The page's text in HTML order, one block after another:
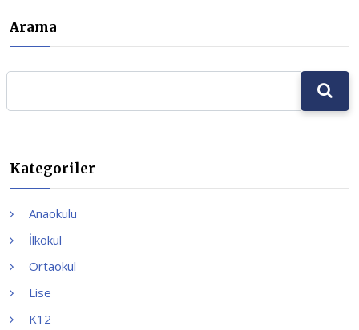
Arama
Kategoriler
Anaokulu
İlkokul
Ortaokul
Lise
K12